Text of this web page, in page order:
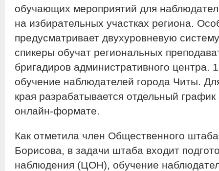
обучающих мероприятий для
на избирательных участках региона.
предусматривает двухуровневую
спикеры обучат региональных
бригадиров административного центра.
обучение наблюдателей города Читы.
края разрабатывается отдельный
онлайн‑формате.
Как отметила член Общественного
Борисова, в задачи штаба входит
наблюдения (ЦОН), обучение